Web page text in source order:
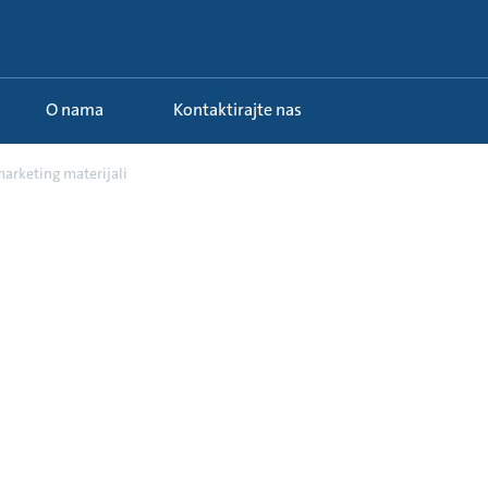
O nama Kontaktirajte nas
materijali